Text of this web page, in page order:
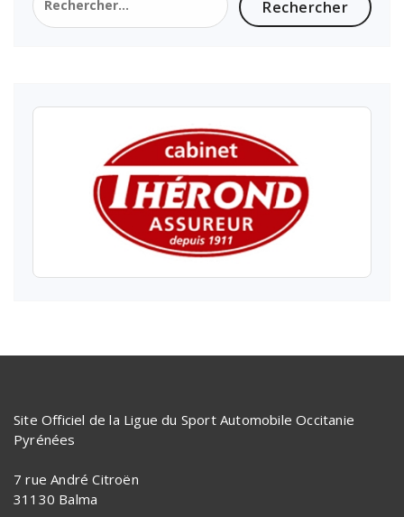
Site Officiel de la Ligue du Sport Automobile Occitanie
Pyrénées
7 rue André Citroën
31130 Balma